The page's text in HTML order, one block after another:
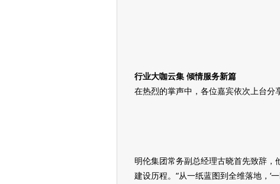
行业大咖云集 倾情服务新篇
在热烈的掌声中，各位嘉宾依次上台分
明伦集团常务副总经理古晓首先致辞，
建设历程。“从一纸蓝图到全维落地，‘